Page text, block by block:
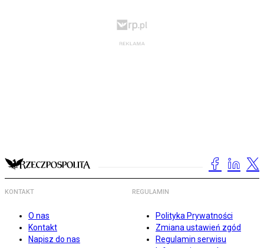
KONTAKT
O nas
Kontakt
Napisz do nas
REGULAMIN
Polityka Prywatności
Zmiana ustawień zgód
Regulamin serwisu